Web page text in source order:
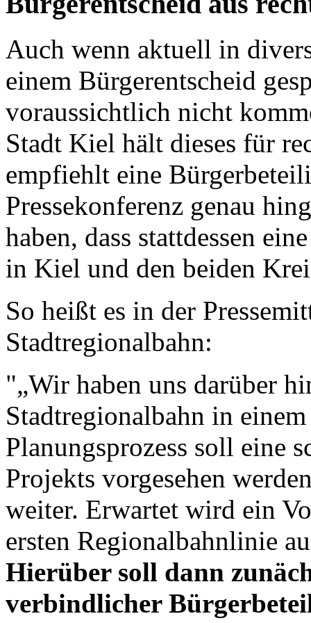
Auch wenn aktuell in
einem Bürgerentscheid
voraussichtlich nicht
Stadt Kiel hält dieses für
empfiehlt eine
Pressekonferenz genau
haben, dass stattdessen
in Kiel und den beiden
So heißt es in der
Stadtregionalbahn:
"„Wir haben uns darüber
Stadtregionalbahn in
Planungsprozess soll eine
Projekts vorgesehen
weiter. Erwartet wird ein
ersten Regionalbahnlinie
Hierüber soll dann
verbindlicher